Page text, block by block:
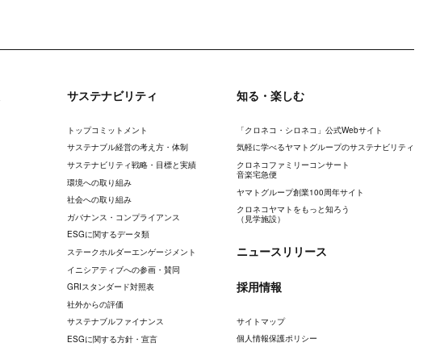
サステナビリティ
トップコミットメント
サステナブル経営の考え方・体制
サステナビリティ戦略・目標と実績
環境への取り組み
社会への取り組み
ガバナンス・コンプライアンス
ESGに関するデータ類
ステークホルダーエンゲージメント
イニシアティブへの参画・賛同
GRIスタンダード対照表
社外からの評価
サステナブルファイナンス
ESGに関する方針・宣言
知る・楽しむ
「クロネコ・シロネコ」公式Webサイト
気軽に学べるヤマトグループのサステナビリティ
クロネコファミリーコンサート
音楽宅急便
ヤマトグループ創業100周年サイト
クロネコヤマトをもっと知ろう
（見学施設）
ニュースリリース
採用情報
サイトマップ
個人情報保護ポリシー